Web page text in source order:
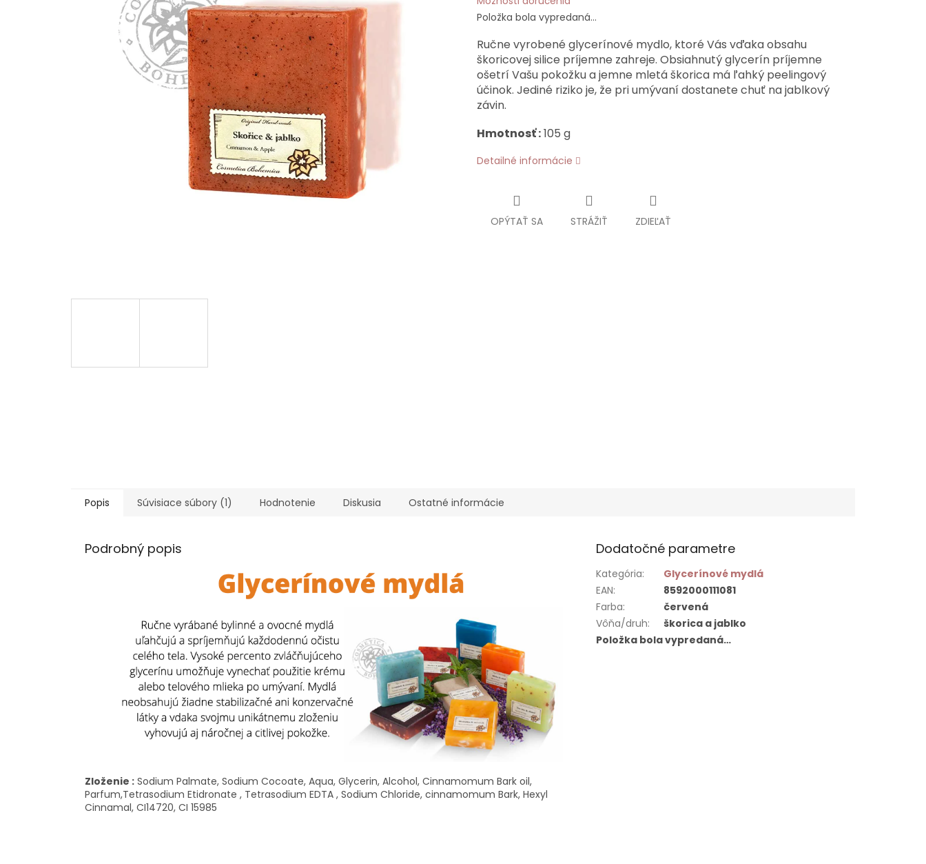
Položka bola vypredaná…
Ručne vyrobené glycerínové mydlo, ktoré Vás vďaka obsahu
škoricovej silice príjemne zahreje. Obsiahnutý glycerín príjemne
ošetrí Vašu pokožku a jemne mletá škorica má ľahký peelingový
účinok. Jediné riziko je, že pri umývaní dostanete chuť na jablkový
závin.
Hmotnosť :105 g
Detailné informácie
OPÝTAŤ SA STRÁŽIŤ ZDIEĽAŤ
Popis Súvisiace súbory (1) Hodnotenie Diskusia Ostatné informácie
Podrobný popis
Zloženie : Sodium Palmate, Sodium Cocoate, Aqua, Glycerin, Alcohol, Cinnamomum Bark oil,
Parfum,Tetrasodium Etidronate , Tetrasodium EDTA , Sodium Chloride, cinnamomum Bark, Hexyl
Cinnamal, CI14720, CI 15985
Dodatočné parametre
Kategória:
Glycerínové mydlá
EAN:
8592000111081
Farba:
červená
Vôňa/druh:
škorica a jablko
Položka bola vypredaná…